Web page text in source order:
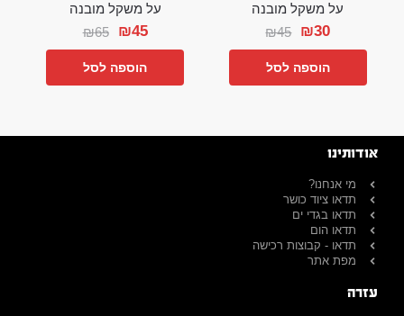
על משקל מובנה
₪45 ₪30
הוספה לסל
על משקל מובנה
₪65 ₪45
הוספה לסל
אודותינו
מי אנחנו?
תדאו ציוד כושר
תדאו בגדי ים
תדאו הום
תדאו - קבוצות רכישה
מפת אתר
עזרה